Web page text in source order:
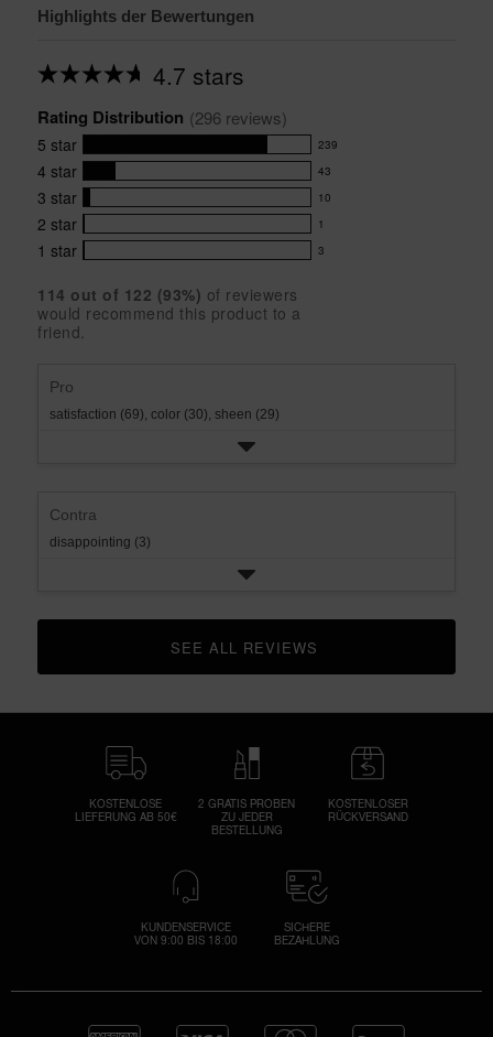
Highlights der Bewertungen
4.7 stars
Average
for
this
product:
4.7
out
of
5
stars
Rating Distribution (296 reviews)
5 star 239
239
reviews
with
5
star
rating.
4 star 43
43
reviews
with
4
rating.
3 star 10
10
reviews
with
star
rating.
2 star 1
1
reviews
2
star
rating.
1 star 3
3
with
1
114 out of 122 (93%) of reviewers
would recommend this product to a
friend.
Pro
satisfaction (69), color (30), sheen (29)
Contra
disappointing (3)
CLICK TO GO TO ALL REVIEWS
KOSTENLOSE
LIEFERUNG AB 50€
2 GRATIS PROBEN
ZU JEDER
BESTELLUNG
KOSTENLOSER
RÜCKVERSAND
KUNDENSERVICE
VON 9:00 BIS 18:00
SICHERE
BEZAHLUNG